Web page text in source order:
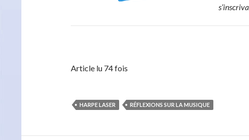
Article lu 74 fois
HARPE LASER RÉFLEXIONS SUR LA MUSIQUE